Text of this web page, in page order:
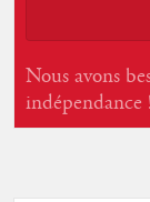
Nous avons
indépendance !